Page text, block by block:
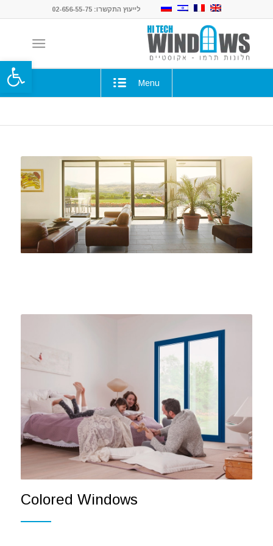
פתח
לייעוץ התקשרו: 02-656-55-75
Menu
Colored Windows